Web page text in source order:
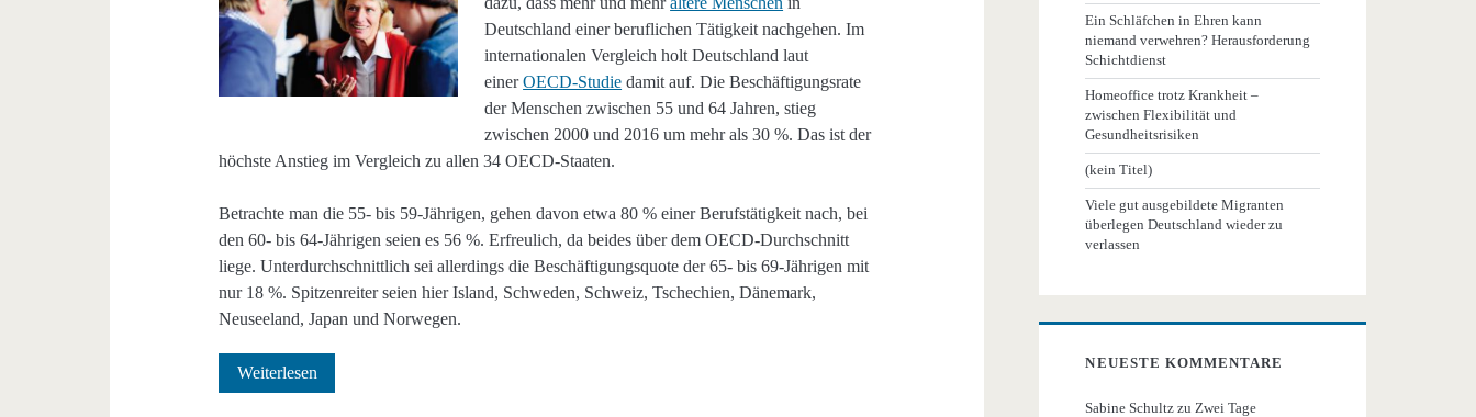
Deutschland einer beruflichen Tätigkeit nachgehen. Im
internationalen Vergleich holt Deutschland laut
einerOECD-Studie damit auf. Die Beschäftigungsrate
der Menschen zwischen 55 und 64 Jahren, stieg
zwischen 2000 und 2016 um mehr als 30 %. Das ist der
höchste Anstieg im Vergleich zu allen 34 OECD-Staaten.
Betrachte man die 55- bis 59-Jährigen, gehen davon etwa 80 % einer Berufstätigkeit nach, bei
den 60- bis 64-Jährigen seien es 56 %. Erfreulich, da beides über dem OECD-Durchschnitt
liege. Unterdurchschnittlich sei allerdings die Beschäftigungsquote der 65- bis 69-Jährigen mit
nur 18 %. Spitzenreiter seien hier Island, Schweden, Schweiz, Tschechien, Dänemark,
Neuseeland, Japan und Norwegen.
WeiterlesenZunehmende
Ein Schläfchen in Ehren kann
niemand verwehren? Herausforderung
Schichtdienst
Homeoffice trotz Krankheit –
zwischen Flexibilität und
Gesundheitsrisiken
(kein Titel)
Viele gut ausgebildete Migranten
überlegen Deutschland wieder zu
verlassen
NEUESTE KOMMENTARE
Sabine Schultz zu Zwei Tage